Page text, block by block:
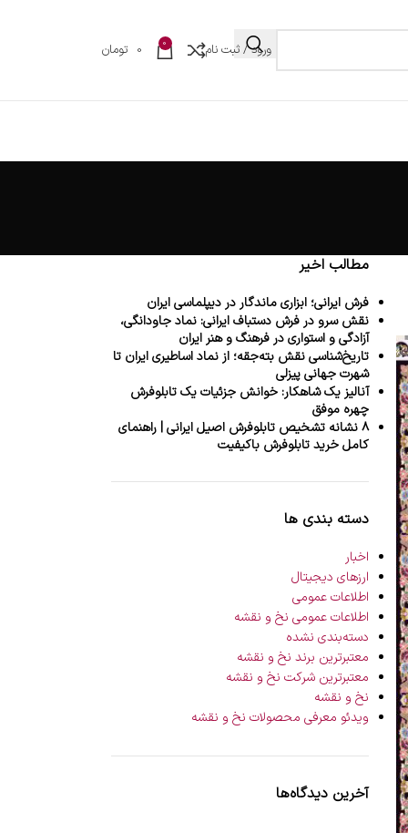
ورود / ثبت نام 0
0 تومان
مطالب اخیر
فرش ایرانی؛ ابزاری ماندگار در دیپلماسی ایران
نقش سرو در فرش دستباف ایرانی: نماد جاودانگی،
آزادگی و استواری در فرهنگ و هنر ایران
تاریخ‌شناسی نقش بته‌جقه؛ از نماد اساطیری ایران تا
شهرت جهانی پیزلی
آنالیز یک شاهکار: خوانش جزئیات یک تابلوفرش
چهره موفق
۸ نشانه تشخیص تابلوفرش اصیل ایرانی | راهنمای
کامل خرید تابلوفرش باکیفیت
دسته بندی ها
اخبار
ارزهای دیجیتال
اطلاعات عمومی
اطلاعات عمومی نخ و نقشه
دسته‌بندی نشده
معتبرترین برند نخ و نقشه
معتبرترین شرکت نخ و نقشه
نخ و نقشه
ویدئو معرفی محصولات نخ و نقشه
آخرین دیدگاه‌ها